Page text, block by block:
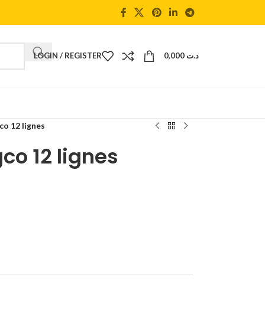
LOGIN / REGISTER د.ت
12 lignes
12 lignes